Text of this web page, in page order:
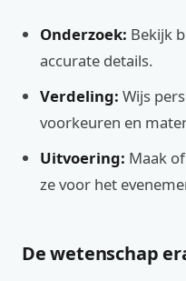
Onderzoek: Bekijk
accurate details.
Verdeling: Wijs
voorkeuren en
Uitvoering: Maak
ze voor het
De wetenschap